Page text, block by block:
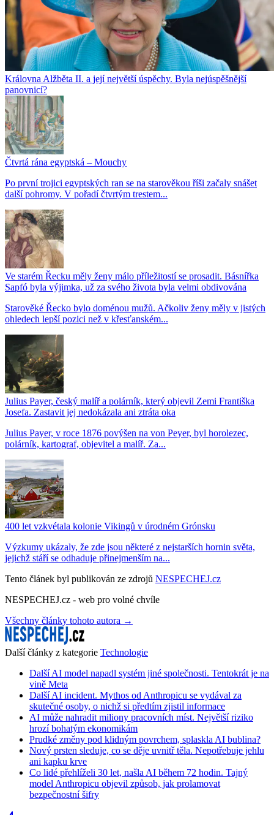
Královna Alžběta II. a její největší úspěchy. Byla nejúspěšnější
panovnicí?
Čtvrtá rána egyptská – Mouchy
Po první trojici egyptských ran se na starověkou říši začaly snášet
další pohromy. V pořadí čtvrtým trestem...
Ve starém Řecku měly ženy málo příležitostí se prosadit. Básnířka
Sapfó byla výjimka, už za svého života byla velmi obdivována
Starověké Řecko bylo doménou mužů. Ačkoliv ženy měly v jistých
ohledech lepší pozici než v křesťanském...
Julius Payer, český malíř a polárník, který objevil Zemi Františka
Josefa. Zastavit jej nedokázala ani ztráta oka
Julius Payer, v roce 1876 povýšen na von Peyer, byl horolezec,
polárník, kartograf, objevitel a malíř. Za...
400 let vzkvétala kolonie Vikingů v úrodném Grónsku
Výzkumy ukázaly, že zde jsou některé z nejstarších hornin světa,
jejichž stáří se odhaduje přinejmenším na...
Tento článek byl publikován ze zdrojů NESPECHEJ.cz
NESPECHEJ.cz - web pro volné chvíle
Všechny články tohoto autora →
Další články z kategorie Technologie
Další AI model napadl systém jiné společnosti. Tentokrát je na
vině Meta
Další AI incident. Mythos od Anthropicu se vydával za
skutečné osoby, o nichž si předtím zjistil informace
AI může nahradit miliony pracovních míst. Největší riziko
hrozí bohatým ekonomikám
Prudké změny pod klidným povrchem, splaskla AI bublina?
Nový prsten sleduje, co se děje uvnitř těla. Nepotřebuje jehlu
ani kapku krve
Co lidé přehlíželi 30 let, našla AI během 72 hodin. Tajný
model Anthropicu objevil způsob, jak prolamovat
bezpečnostní šifry